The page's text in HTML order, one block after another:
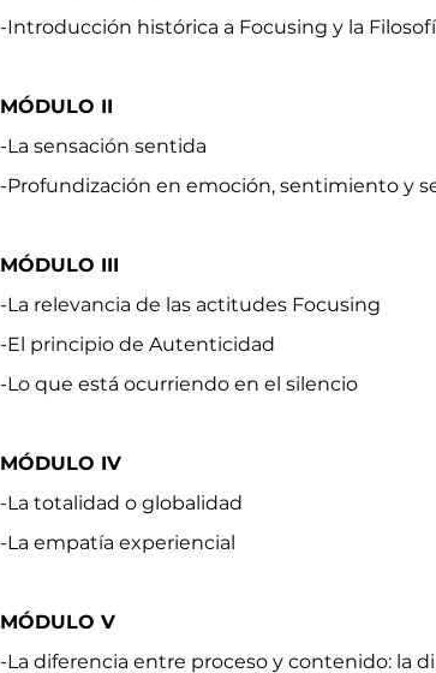
-Introducción histórica a Focusing y la
MÓDULO II
-La sensación sentida
-Profundización en emoción, sentimiento y
MÓDULO III
-La relevancia de las actitudes Focusing
-El principio de Autenticidad
-Lo que está ocurriendo en el silencio
MÓDULO IV
-La totalidad o globalidad
-La empatía experiencial
MÓDULO V
-La diferencia entre proceso y contenido: la